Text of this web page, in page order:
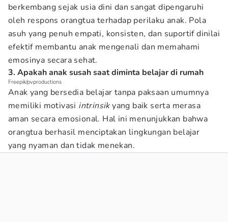
berkembang sejak usia dini dan sangat dipengaruhi
oleh respons orangtua terhadap perilaku anak. Pola
asuh yang penuh empati, konsisten, dan suportif dinilai
efektif membantu anak mengenali dan memahami
emosinya secara sehat.
3. Apakah anak susah saat diminta belajar di rumah
Freepik/pvproductions
Anak yang bersedia belajar tanpa paksaan umumnya
memiliki motivasi intrinsikyang baik serta merasa
aman secara emosional. Hal ini menunjukkan bahwa
orangtua berhasil menciptakan lingkungan belajar
yang nyaman dan tidak menekan.